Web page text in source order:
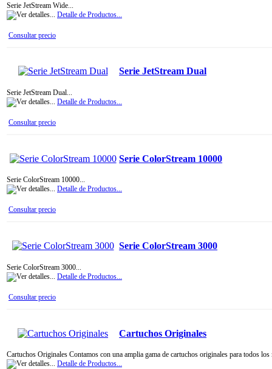
Serie JetStream Wide...
Detalle de Productos...
Consultar precio
Serie JetStream Dual
Serie JetStream Dual...
Detalle de Productos...
Consultar precio
Serie ColorStream 10000
Serie ColorStream 10000...
Detalle de Productos...
Consultar precio
Serie ColorStream 3000
Serie ColorStream 3000...
Detalle de Productos...
Consultar precio
Cartuchos Originales
Cartuchos Originales Contamos con una amplia gama de cartuchos originales para todos
Detalle de Productos...